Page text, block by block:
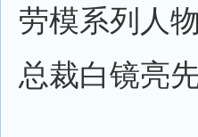
劳模系列人
总裁白镜亮先